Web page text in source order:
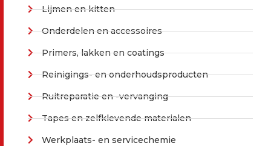
Lijmen en kitten
Onderdelen en accessoires
Primers, lakken en coatings
Reinigings- en onderhoudsproducten
Ruitreparatie en -vervanging
Tapes en zelfklevende materialen
Werkplaats- en servicechemie